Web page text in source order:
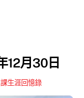
12月30日
生涯回憶錄